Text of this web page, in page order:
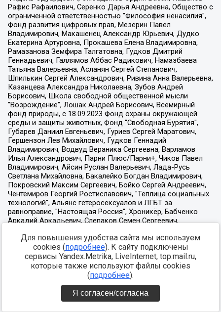
Для повышения удобства сайта мы используем
cookies (подробнее). К сайту подключены
сервисы Yandex.Metrika, LiveInternet, top.mail.ru,
которые также используют файлы cookies
(подробнее).
Я согласен/согласна